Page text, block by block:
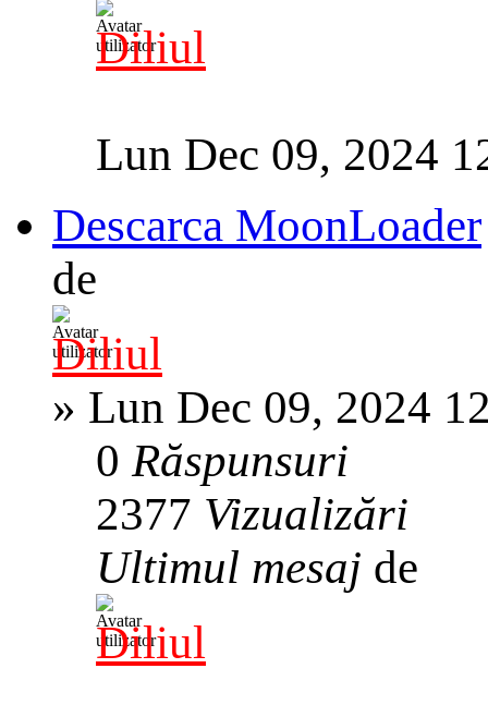
Diliul
Lun Dec 09, 2024
Descarca MoonLoader
de
Diliul
» Lun Dec 09, 2024
0Răspunsuri
2377 Vizualizări
Ultimul mesaj de
Diliul